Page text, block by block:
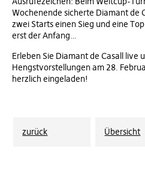
Wochenende sicherte Diamant de
zwei Starts einen Sieg und eine
erst der Anfang…
Erleben Sie Diamant de Casall live
Hengstvorstellungen am 28.
herzlich eingeladen!
zurück Übersicht